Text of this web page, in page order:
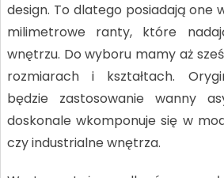
design. To dlatego posiadają one
milimetrowe ranty, które
wnętrzu. Do wyboru mamy aż
rozmiarach i kształtach.
będzie zastosowanie wanny
doskonale wkomponuje się w
czy industrialne wnętrza.